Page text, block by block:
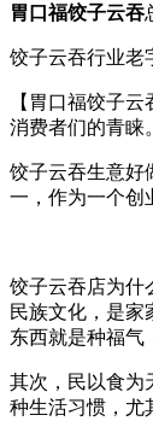
胃口福饺子云吞
饺子云吞行业老
【胃口福饺子
消费者们的青睐
饺子云吞生意好
一，作为一个创
饺子云吞店为什
民族文化，是家
东西就是种福气
其次，民以食为
种生活习惯，尤